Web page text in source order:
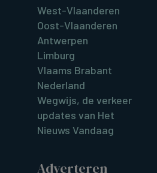
West-Vlaanderen
Oost-Vlaanderen
Antwerpen
Limburg
Vlaams Brabant
Nederland
Wegwijs, de verkeer
updates van Het
Nieuws Vandaag
Adverteren